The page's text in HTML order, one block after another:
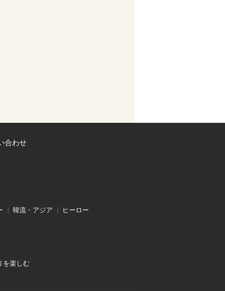
合わせ
韓流・アジア ヒーロー
を楽しむ